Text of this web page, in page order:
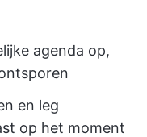
agenda op,
en leg
op het moment